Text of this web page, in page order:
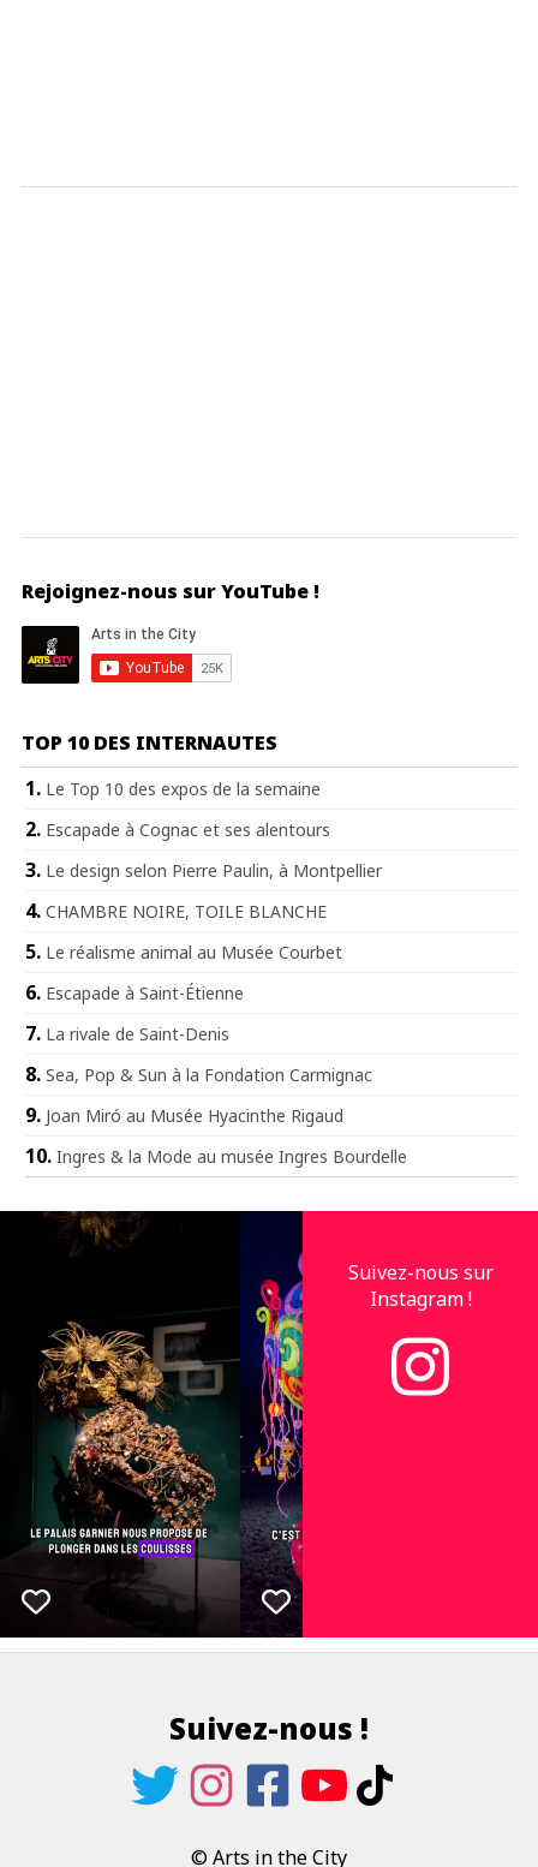
Rejoignez-nous sur YouTube !
TOP 10 DES INTERNAUTES
Le Top 10 des expos de la semaine
Escapade à Cognac et ses alentours
Le design selon Pierre Paulin, à Montpellier
CHAMBRE NOIRE, TOILE BLANCHE
Le réalisme animal au Musée Courbet
Escapade à Saint-Étienne
La rivale de Saint-Denis
Sea, Pop & Sun à la Fondation Carmignac
Joan Miró au Musée Hyacinthe Rigaud
Ingres & la Mode au musée Ingres Bourdelle
Suivez-nous sur
Instagram !
Suivez-nous !
© Arts in the City